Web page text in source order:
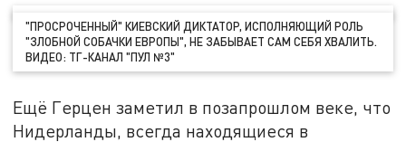
"ПРОСРОЧЕННЫЙ" КИЕВСКИЙ ДИКТАТОР, ИСПОЛНЯЮЩИЙ РОЛЬ
"ЗЛОБНОЙ СОБАЧКИ ЕВРОПЫ", НЕ ЗАБЫВАЕТ САМ СЕБЯ ХВАЛИТЬ.
ВИДЕО: ТГ-КАНАЛ "ПУЛ №3"
Ещё Герцен заметил в позапрошлом веке, что
Нидерланды, всегда находящиеся в